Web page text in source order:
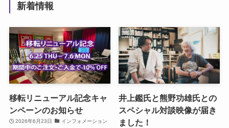
新着情報
移転リニューアル記念キャ
ンペーンのお知らせ
2026年6月23日 インフォメーション
井上鑑氏と熊野功雄氏との
スペシャル対談映像が届き
ました！